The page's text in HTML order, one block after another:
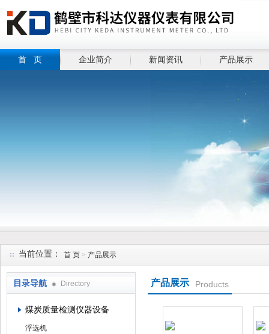
首 页 企业简介 新闻资讯 产品展示
当前位置： 首 页 > 产品展示
目录导航 Directory
煤炭质量检测仪器设备
浮选机
产品展示 Products